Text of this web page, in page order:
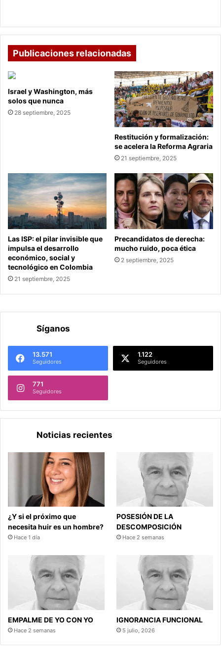
Publicaciones relacionadas
Israel y Washington, más
solos que nunca
28 septiembre, 2025
Restitución y formalización:
se acelera la Reforma Agraria
21 septiembre, 2025
Las ISP: el pilar invisible que
impulsa el desarrollo
económico, social y
tecnológico en Colombia
21 septiembre, 2025
Precandidatos de derecha:
mucho ruido, poca ética
2 septiembre, 2025
Síganos
13.571
Seguidores
1.122
Seguidores
771
Seguidores
Noticias recientes
¿Y si el próximo que
necesita huir es un hombre?
Hace 1 día
POSESIÓN DE LA
DESCOMPOSICIÓN
Hace 2 semanas
EMPALME DE YO CON YO
Hace 2 semanas
IGNORANCIA FUNCIONAL
5 julio, 2026